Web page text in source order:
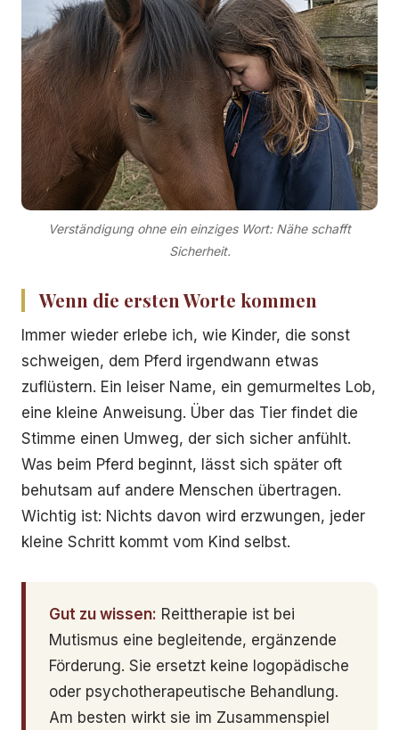
Verständigung ohne ein einziges Wort: Nähe schafft
Sicherheit.
Wenn die ersten Worte kommen
Immer wieder erlebe ich, wie Kinder, die sonst
schweigen, dem Pferd irgendwann etwas
zuflüstern. Ein leiser Name, ein gemurmeltes Lob,
eine kleine Anweisung. Über das Tier findet die
Stimme einen Umweg, der sich sicher anfühlt.
Was beim Pferd beginnt, lässt sich später oft
behutsam auf andere Menschen übertragen.
Wichtig ist: Nichts davon wird erzwungen, jeder
kleine Schritt kommt vom Kind selbst.
Gut zu wissen: Reittherapie ist bei
Mutismus eine begleitende, ergänzende
Förderung. Sie ersetzt keine logopädische
oder psychotherapeutische Behandlung.
Am besten wirkt sie im Zusammenspiel